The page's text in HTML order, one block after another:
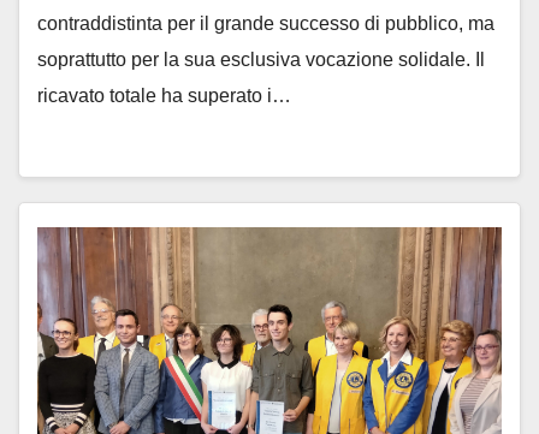
contraddistinta per il grande successo di pubblico, ma
soprattutto per la sua esclusiva vocazione solidale. Il
ricavato totale ha superato i…